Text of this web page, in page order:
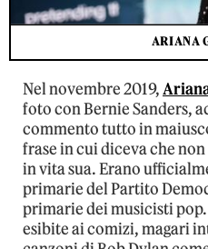
ARIANA
Nel novembre 2019,
foto con Bernie Sanders,
commento tutto in
frase in cui diceva che
in vita sua. Erano
primarie del Partito
primarie dei musicisti pop.
esibite ai comizi, magari